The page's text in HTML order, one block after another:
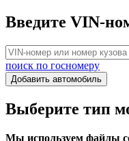
Введите VIN-
поиск по госномеру
Добавить автомобиль
Выберите тип
Мы используем файлы